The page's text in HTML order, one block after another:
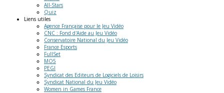
All-Stars
Quiz
Liens utiles
Agence Française pour le Jeu Vidéo
CNC : Fond d'Aide au Jeu Vidéo
Conservatoire National du Jeu Vidéo
France Esports
FullSet
MO5
PEGI
Syndicat des Editeurs de Logiciels de Loisirs
Syndicat National du Jeu Vidéo
Women in Games France